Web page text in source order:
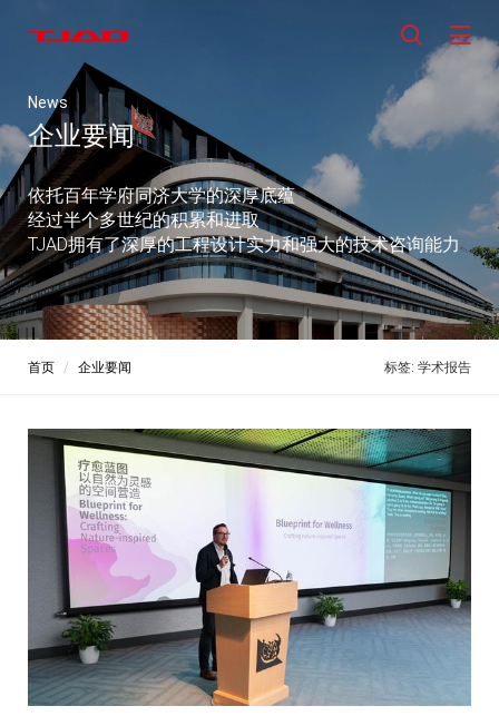
News
企业要闻
依托百年学府同济大学的深厚底蕴
经过半个多世纪的积累和进取
TJAD拥有了深厚的工程设计实力和强大的技术咨询能力
首页 企业要闻 标签: 学术报告